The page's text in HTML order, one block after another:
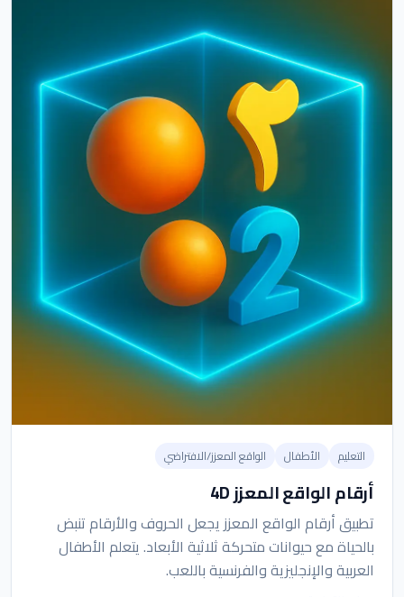
التعليم الأطفال الواقع المعزز/الافتراضي
أرقام الواقع المعزز 4D
تطبيق أرقام الواقع المعزز يجعل الحروف والأرقام تنبض
بالحياة مع حيوانات متحركة ثلاثية الأبعاد. يتعلم الأطفال
العربية والإنجليزية والفرنسية باللعب.